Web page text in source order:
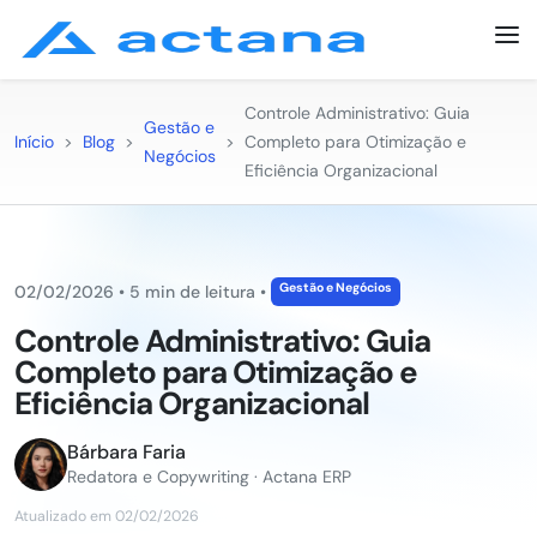
Início > Blog >
Gestão e
Negócios
>
Controle Administrativo: Guia
Completo para Otimização e
Eficiência Organizacional
02/02/2026 • 5 min de leitura • Gestão e Negócios
Controle Administrativo: Guia
Completo para Otimização e
Eficiência Organizacional
Bárbara Faria
Redatora e Copywriting · Actana ERP
Atualizado em 02/02/2026